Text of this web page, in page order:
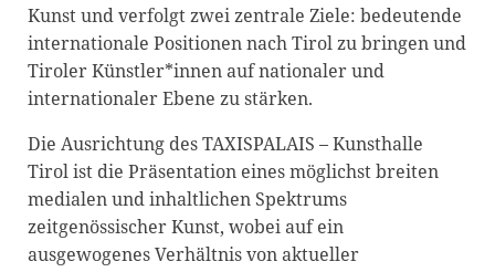
Kunst und verfolgt zwei zentrale Ziele: bedeutende
internationale Positionen nach Tirol zu bringen und
Tiroler Künstler*innen auf nationaler und
internationaler Ebene zu stärken.
Die Ausrichtung des TAXISPALAIS – Kunsthalle
Tirol ist die Präsentation eines möglichst breiten
medialen und inhaltlichen Spektrums
zeitgenössischer Kunst, wobei auf ein
ausgewogenes Verhältnis von aktueller